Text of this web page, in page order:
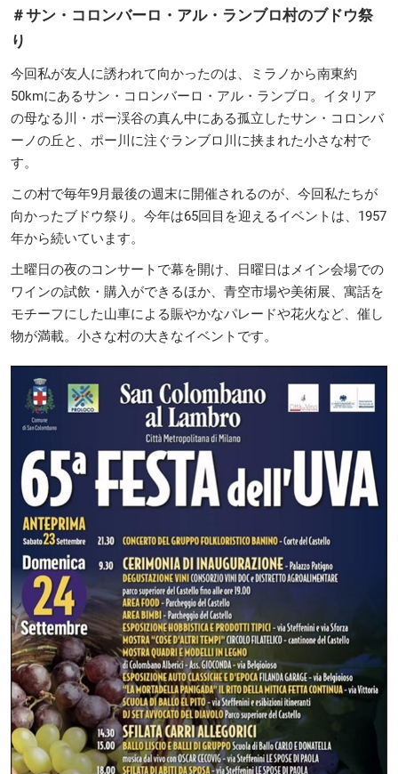
＃サン・コロンバーロ・アル・ランブロ村のブドウ祭
り
今回私が友人に誘われて向かったのは、ミラノから南東約
50kmにあるサン・コロンバーロ・アル・ランブロ。イタリア
の母なる川・ポー渓谷の真ん中にある孤立したサン・コロンバ
ーノの丘と、ポー川に注ぐランブロ川に挟まれた小さな村で
す。
この村で毎年9月最後の週末に開催されるのが、今回私たちが
向かったブドウ祭り。今年は65回目を迎えるイベントは、1957
年から続いています。
土曜日の夜のコンサートで幕を開け、日曜日はメイン会場での
ワインの試飲・購入ができるほか、青空市場や美術展、寓話を
モチーフにした山車による賑やかなパレードや花火など、催し
物が満載。小さな村の大きなイベントです。